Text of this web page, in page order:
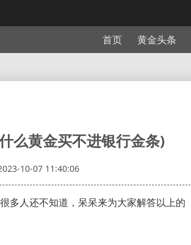
首页 黄金头条
么黄金买不进银行金条)
10-07 11:40:06
多人还不知道，呆呆来为大家解答以上的